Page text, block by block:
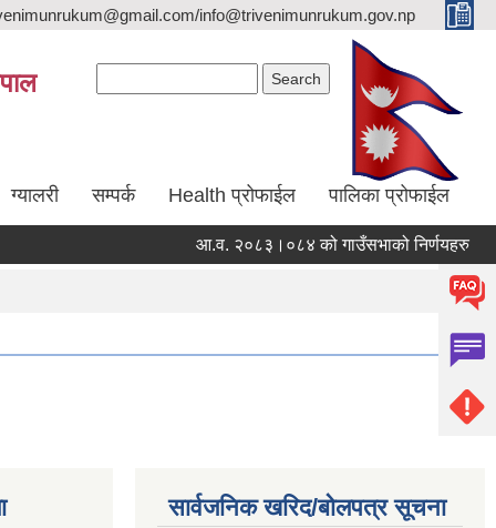
info@trivenimunrukum.gov.np
ग्यालरी सम्पर्क Health प्रोफाईल पालिका प्रोफाईल
आ.व. २०८३।०८४ को गाउँसभाको निर्णयहरु
सार्वजनिक खरिद/बोलपत्र सूचना